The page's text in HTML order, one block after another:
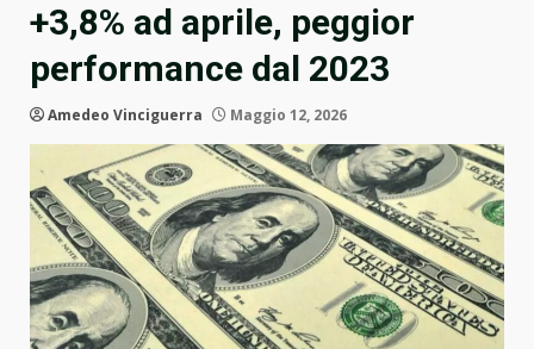
+3,8% ad aprile, peggior
performance dal 2023
Amedeo Vinciguerra Maggio 12, 2026